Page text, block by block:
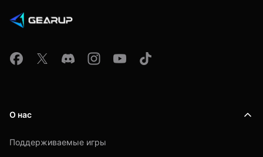
О нас
Поддерживаемые игры